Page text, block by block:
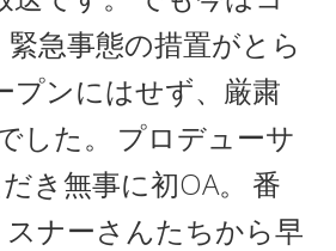
急事態の措置がとら
プンにはせず、厳粛
した。
プロデューサ
き無事に初OA。
番
ナーさんたちから早